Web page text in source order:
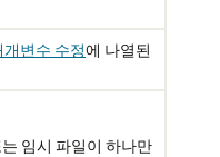
변수 수정에 나열된
임시 파일이 하나만